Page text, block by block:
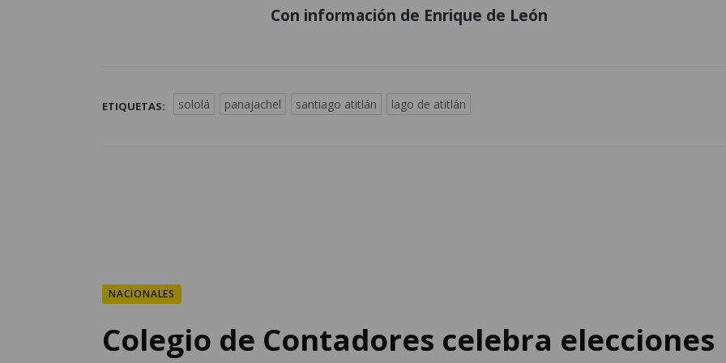
Con información de Enrique de León
ETIQUETAS: sololá panajachel santiago atitlán lago de atitlán
NACIONALES
Colegio de Contadores celebra elecciones